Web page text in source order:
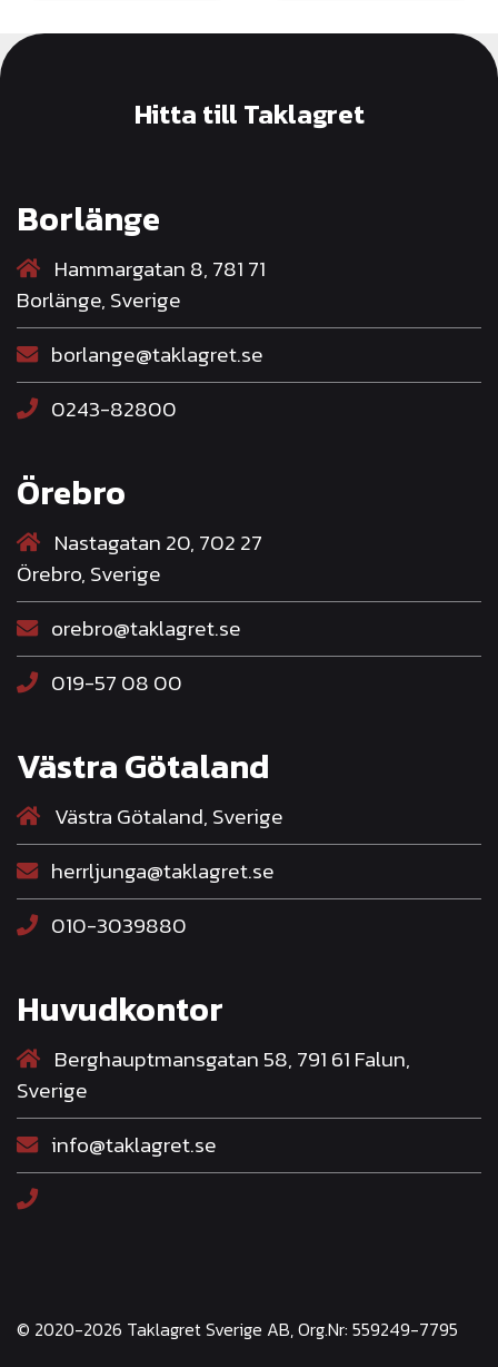
Hitta till Taklagret
Borlänge
Hammargatan 8, 781 71
Borlänge, Sverige
borlange@taklagret.se
0243-82800
Örebro
Nastagatan 20, 702 27
Örebro, Sverige
orebro@taklagret.se
019-57 08 00
Västra Götaland
Västra Götaland, Sverige
herrljunga@taklagret.se
010-3039880
Huvudkontor
Berghauptmansgatan 58, 791 61 Falun,
Sverige
info@taklagret.se
© 2020-2026 Taklagret Sverige AB, Org.Nr: 559249-7795